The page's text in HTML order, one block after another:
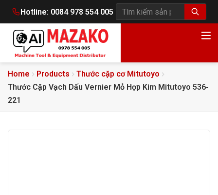
Hotline: 0084 978 554 005
Tìm kiếm sản phẩm
Home Products
Thước cặp cơ Mitutoyo
Thước Cặp Vạch Dấu Vernier Mỏ Hợp Kim Mitutoyo 536-
221